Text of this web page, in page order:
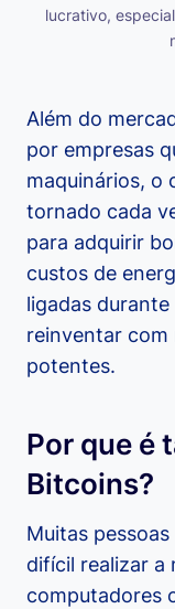
lucrativo,
Além do
por empresas
maquinários, o
tornado cada
para adquirir
custos de
ligadas
reinventar com
potentes.
Por que é
Bitcoins?
Muitas
difícil realizar a
computadores